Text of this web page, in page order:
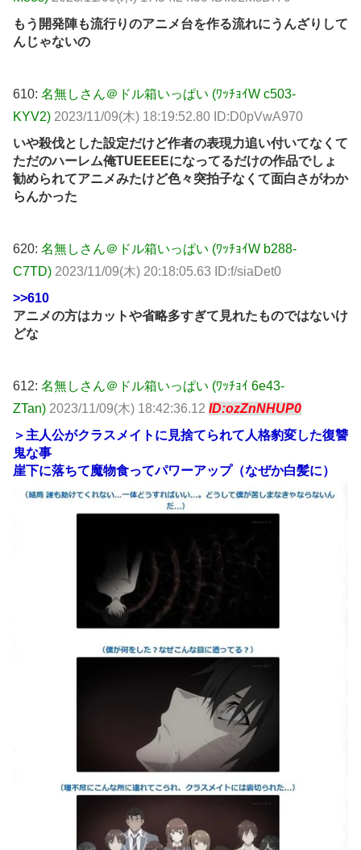
もう開発陣も流行りのアニメ台を作る流れにうんざりして
んじゃないの
610: 名無しさん＠ドル箱いっぱい (ﾜｯﾁｮｲW c503-
KYV2) 2023/11/09(木) 18:19:52.80 ID:D0pVwA970
いや殺伐とした設定だけど作者の表現力追い付いてなくて
ただのハーレム俺TUEEEEになってるだけの作品でしょ
勧められてアニメみたけど色々突拍子なくて面白さがわか
らんかった
620: 名無しさん＠ドル箱いっぱい (ﾜｯﾁｮｲW b288-
C7TD) 2023/11/09(木) 20:18:05.63 ID:f/siaDet0
>>610
アニメの方はカットや省略多すぎて見れたものではないけ
どな
612: 名無しさん＠ドル箱いっぱい (ﾜｯﾁｮｲ 6e43-
ZTan) 2023/11/09(木) 18:42:36.12 ID:ozZnNHUP0
＞主人公がクラスメイトに見捨てられて人格豹変した復讐
鬼な事
崖下に落ちて魔物食ってパワーアップ（なぜか白髪に）